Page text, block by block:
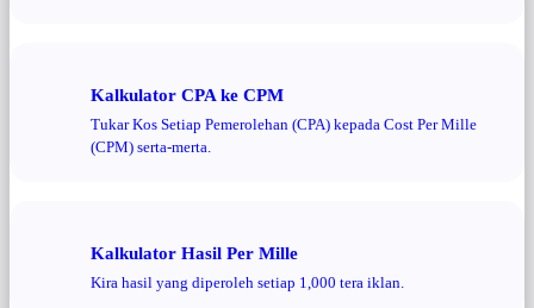
Kalkulator CPA ke CPM
Tukar Kos Setiap Pemerolehan (CPA) kepada Cost Per Mille
(CPM) serta-merta.
Kalkulator Hasil Per Mille
Kira hasil yang diperoleh setiap 1,000 tera iklan.